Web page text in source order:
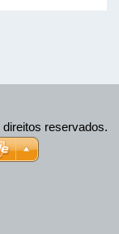
reservados.